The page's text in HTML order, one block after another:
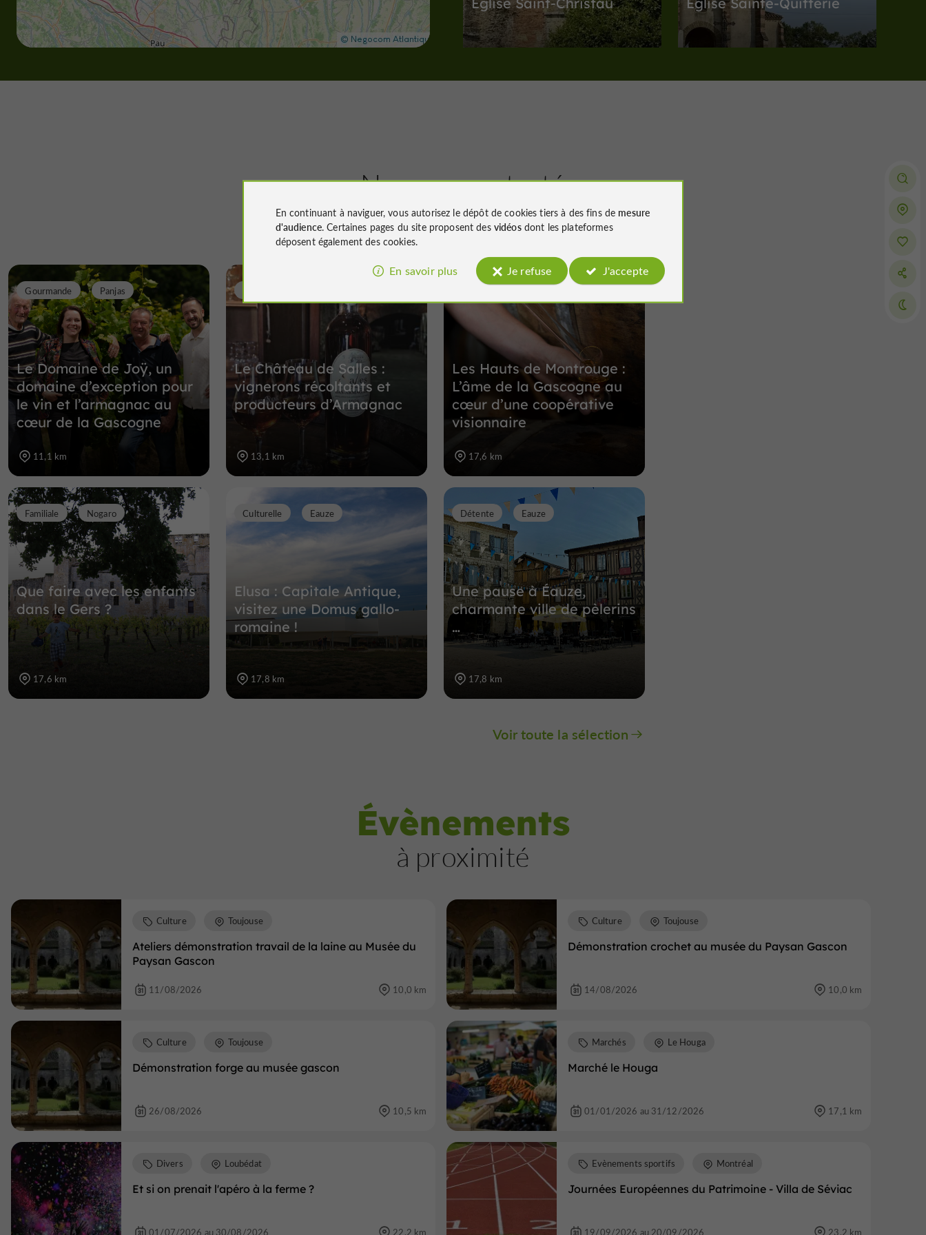
Lac de l'Uby
5,1 km
Nous avons testé
pour vous
Le Domaine de Joÿ, un
domaine d’exception pour
le vin et l’armagnac au
cœur de la Gascogne
Gourmande Panjas
11,1 km
Le Château de Salles :
vignerons récoltants et
producteurs d’Armagnac
13,1 km
Les Hauts de Montrouge :
L’âme de la Gascogne au
cœur d’une coopérative
visionnaire
17,6 km
Que faire avec les enfants
dans le Gers ?
Familiale Nogaro
17,6 km
Elusa : Capitale Antique,
visitez une Domus gallo-
romaine !
Culturelle Eauze
17,8 km
Une pause à Éauze,
charmante ville de pèlerins
…
Détente Eauze
17,8 km
Voir toute la sélection
Évènements
à proximité
Ateliers démonstration travail de la laine au Musée du
Paysan Gascon
Culture Toujouse
11/08/2026 10,0 km
Démonstration crochet au musée du Paysan Gascon
Culture Toujouse
14/08/2026 10,0 km
Démonstration forge au musée gascon
Culture Toujouse
26/08/2026 10,5 km
Marché le Houga
Marchés Le Houga
01/01/2026 au 31/12/2026 17,1 km
Et si on prenait l'apéro à la ferme ?
Divers Loubédat
01/07/2026 au 30/08/2026 22,2 km
Journées Européennes du Patrimoine - Villa de Séviac
Evènements sportifs Montréal
19/09/2026 au 20/09/2026 23,2 km
En continuant à naviguer, vous autorisez le dépôt de cookies tiers à des fins de mesure
d'audience. Certaines pages du site proposent des vidéosdont les plateformes
déposent également des cookies.
En savoir plus Je refuse J'accepte